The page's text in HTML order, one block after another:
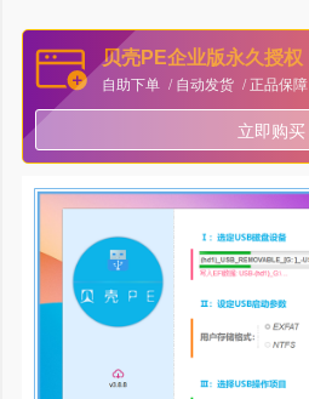
贝壳PE企业版永久授权
自助下单 自动发货 正品保障